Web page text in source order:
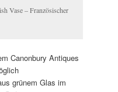
Vase – Französischer
Canonbury Antiques
grünem Glas im